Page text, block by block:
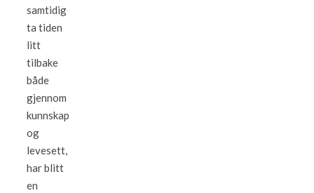
samtidig
ta tiden
litt
tilbake
både
gjennom
kunnskap
og
levesett,
har blitt
en